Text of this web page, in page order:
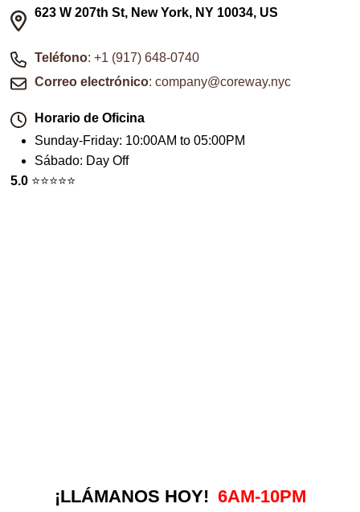
623 W 207th St, New York, NY 10034, US
Teléfono: +1 (917) 648-0740
Correo electrónico: company@coreway.nyc
Horario de Oficina
Sunday-Friday: 10:00AM to 05:00PM
Sábado: Day Off
5.0 ⭐️⭐️⭐️⭐️⭐️
¡LLÁMANOS HOY! 6AM-10PM